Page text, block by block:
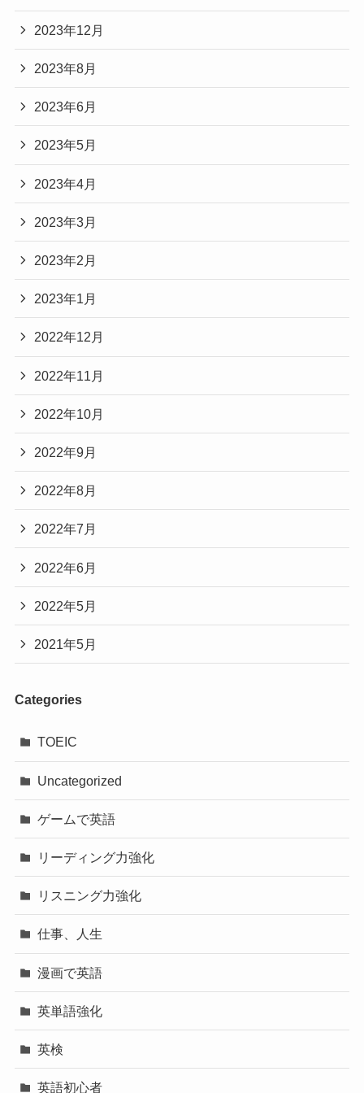
2023年12月
2023年8月
2023年6月
2023年5月
2023年4月
2023年3月
2023年2月
2023年1月
2022年12月
2022年11月
2022年10月
2022年9月
2022年8月
2022年7月
2022年6月
2022年5月
2021年5月
Categories
TOEIC
Uncategorized
ゲームで英語
リーディング力強化
リスニング力強化
仕事、人生
漫画で英語
英単語強化
英検
英語初心者